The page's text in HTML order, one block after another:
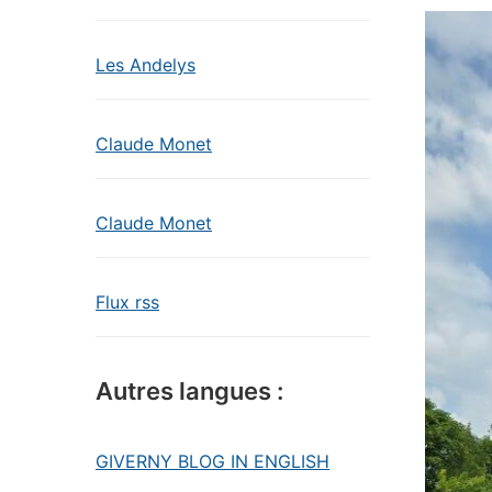
Les Andelys
Claude Monet
Claude Monet
Flux rss
Autres langues :
GIVERNY BLOG IN ENGLISH